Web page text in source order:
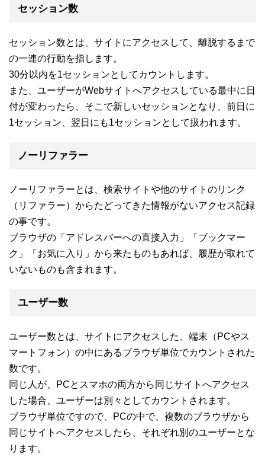
セッション数
セッション数とは、サイトにアクセスして、離脱するまで
の一連の行動を指します。
30分以内を1セッションとしてカウントします。
また、ユーザーがWebサイトへアクセスしている最中に日
付が変わったら、そこで新しいセッションとなり、前日に
1セッション、翌日にも1セッションとして扱われます。
ノーリファラー
ノーリファラーとは、検索サイトや他のサイトのリンク
（リファラー）からたどってきた情報がないアクセス記録
の事です。
ブラウザの「アドレスバーへの直接入力」「ブックマー
ク」「お気に入り」から来たものもあれば、履歴が取れて
いないものも含まれます。
ユーザー数
ユーザー数とは、サイトにアクセスした、端末（PCやス
マートフォン）の中にあるブラウザ単位でカウントされた
数です。
同じ人が、PCとスマホの両方から同じサイトへアクセス
した場合、ユーザーは別々としてカウントされます。
ブラウザ単位ですので、PCの中で、複数のブラウザから
同じサイトへアクセスしたら、それぞれ別のユーザーとな
ります。